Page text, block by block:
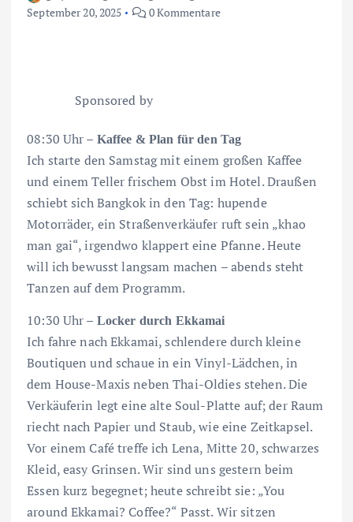
September 20, 2025
0 Kommentare
Sponsored by
08:30 Uhr – Kaffee & Plan für den Tag
Ich starte den Samstag mit einem großen Kaffee
und einem Teller frischem Obst im Hotel. Draußen
schiebt sich Bangkok in den Tag: hupende
Motorräder, ein Straßenverkäufer ruft sein „khao
man gai“, irgendwo klappert eine Pfanne. Heute
will ich bewusst langsam machen – abends steht
Tanzen auf dem Programm.
10:30 Uhr – Locker durch Ekkamai
Ich fahre nach Ekkamai, schlendere durch kleine
Boutiquen und schaue in ein Vinyl-Lädchen, in
dem House-Maxis neben Thai-Oldies stehen. Die
Verkäuferin legt eine alte Soul-Platte auf; der Raum
riecht nach Papier und Staub, wie eine Zeitkapsel.
Vor einem Café treffe ich Lena, Mitte 20, schwarzes
Kleid, easy Grinsen. Wir sind uns gestern beim
Essen kurz begegnet; heute schreibt sie: „You
around Ekkamai? Coffee?“ Passt. Wir sitzen